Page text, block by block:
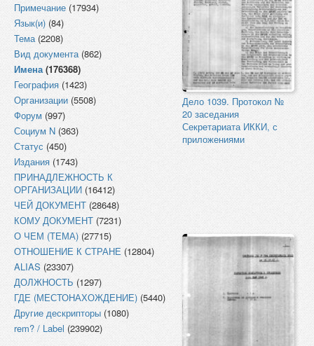
Примечание (17934)
Язык(и) (84)
Тема(2208)
Вид документа(862)
Имена(176368)
География (1423)
Организации (5508)
Форум (997)
Социум N (363)
Статус (450)
Издания (1743)
ПРИНАДЛЕЖНОСТЬ К
ОРГАНИЗАЦИИ (16412)
ЧЕЙ ДОКУМЕНТ (28648)
КОМУ ДОКУМЕНТ (7231)
О ЧЕМ (ТЕМА) (27715)
ОТНОШЕНИЕ К СТРАНЕ (12804)
ALIAS (23307)
ДОЛЖНОСТЬ (1297)
ГДЕ (МЕСТОНАХОЖДЕНИЕ) (5440)
Другие дескрипторы (1080)
rem? / Label (239902)
Дело 1039. Протокол №
20 заседания
Секретариата ИККИ, с
приложениями